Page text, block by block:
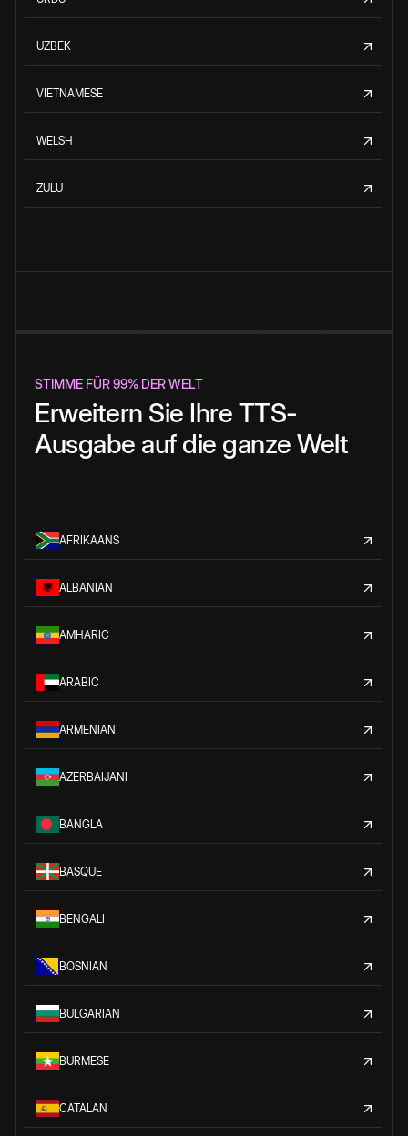
UZBEK
VIETNAMESE
WELSH
ZULU
STIMME FÜR 99% DER WELT
Erweitern Sie Ihre TTS-
Ausgabe auf die ganze Welt
AFRIKAANS
ALBANIAN
AMHARIC
ARABIC
ARMENIAN
AZERBAIJANI
BANGLA
BASQUE
BENGALI
BOSNIAN
BULGARIAN
BURMESE
CATALAN